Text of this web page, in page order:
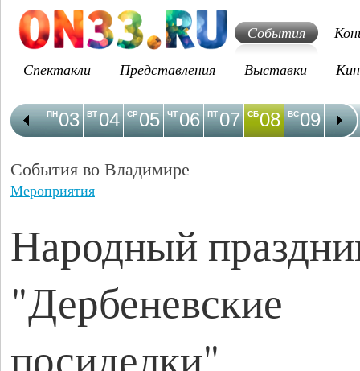
События
Спектакли
Представления Выставки
03
ПН 04
ВТ 05
СР 06
ЧТ 07
ПТ 08
СБ 09
ВС 10
ПН
События во Владимире
Мероприятия
Народный
"Дербеневские
посиделки"